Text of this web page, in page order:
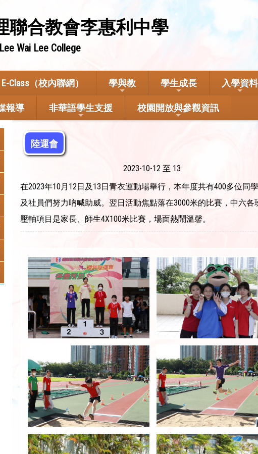
聯合教會李惠利中學
Wai Lee College
E-Class（校內聯網） 學與教 學生成長 入學資料
報導 非華語學生支援 校園開放與參觀資訊
陸運會
2023-10-12 至 13
在2023年10月12日及13日青衣運動場舉行，本年度共有400多位
及社員們努力吶喊助威。翌日活動焦點落在3000米的比賽，中六
壓軸項目是家長、師生4X100米比賽，場面熱鬧溫馨。